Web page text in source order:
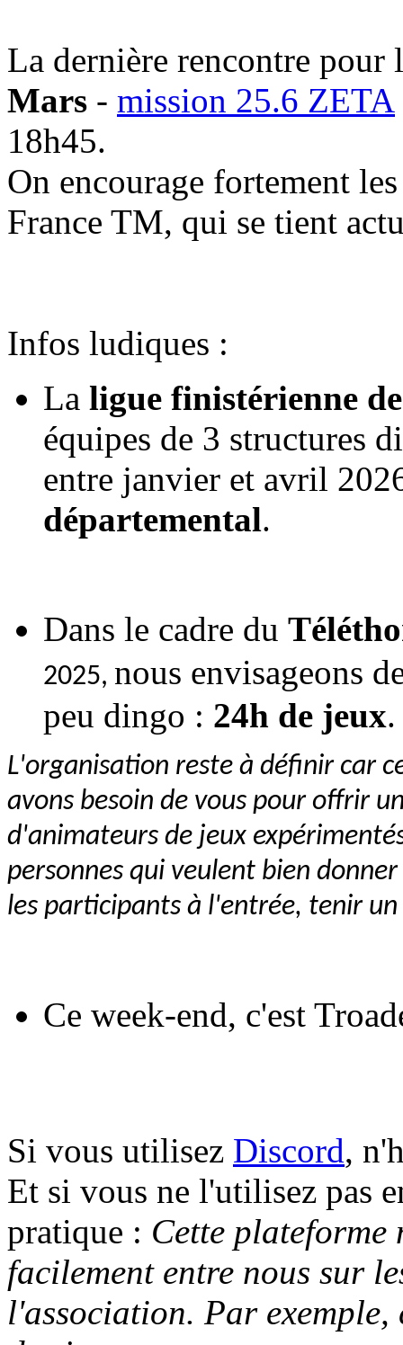
La dernière rencontre
Mars - mission 25.6 ZETA
18h45.
On encourage fortement
France TM, qui se tient
Infos ludiques :
La ligue finistérienne
équipes de 3 structures
entre janvier et avril
départemental.
Dans le cadre du
2025, nous envisageons
peu dingo : 24h de jeux.
L'organisation reste à définir car
avons besoin de vous pour offrir
d'animateurs de jeux
personnes qui veulent bien
les participants à l'entrée, tenir
Ce week-end, c'est
Si vous utilisez Discord,
Et si vous ne l'utilisez pas
pratique : Cette plateforme
facilement entre nous sur
l'association. Par